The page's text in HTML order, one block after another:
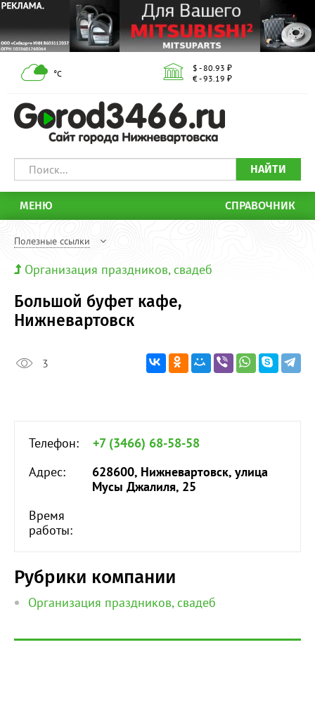
°С
$ - 80.93 ₽
€ - 93.19 ₽
НАЙТИ
МЕНЮ СПРАВОЧНИК
Полезные ссылки
Организация праздников, свадеб
Большой буфет кафе,
Нижневартовск
3
Телефон:
+7 (3466) 68-58-58
Адрес:
628600, Нижневартовск, улица
Мусы Джалиля, 25
Время
работы:
Рубрики компании
Организация праздников, свадеб